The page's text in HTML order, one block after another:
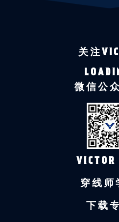
关注
微信公
穿线师
下载